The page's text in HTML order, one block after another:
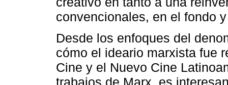
convencionales, en el fondo
Desde los enfoques del
cómo el ideario marxista fue
Cine y el Nuevo Cine
trabajos de Marx, es